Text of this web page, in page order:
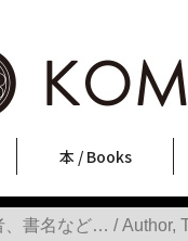
本 / Books
写真集
Photobooks
ファッション
Fashion
アート / 美術
Art
文学・人文
Literature & Humanities
日本文化
Japanese Culture
新刊
New Books
SALE
SALE